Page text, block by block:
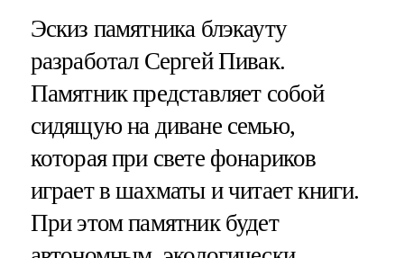
Эскиз памятника блэкауту
разработал Сергей Пивак.
Памятник представляет собой
сидящую на диване семью,
которая при свете фонариков
играет в шахматы и читает книги.
При этом памятник будет